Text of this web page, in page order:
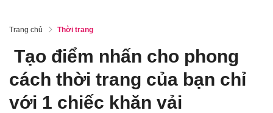
Trang chủ Thời trang
Tạo điểm nhấn cho phong
cách thời trang của bạn chỉ
với 1 chiếc khăn vải